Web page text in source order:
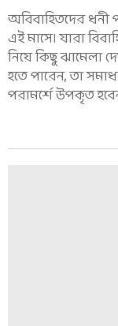
অবিবাহিতদের ধনী
এই মাসে। যারা
নিয়ে কিছু ঝামেলা
হতে পারেন, তা
পরামর্শে উপকৃত